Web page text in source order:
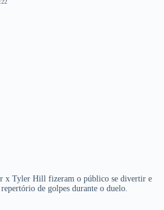
x Tyler Hill fizeram o público se divertir e
de golpes durante o duelo.